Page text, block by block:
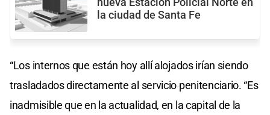
la ciudad de Santa Fe
“Los internos que están hoy allí alojados irían siendo
trasladados directamente al servicio penitenciario. “Es
inadmisible que en la actualidad, en la capital de la